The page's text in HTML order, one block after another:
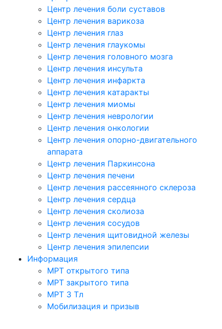
Центр лечения боли суставов
Центр лечения варикоза
Центр лечения глаз
Центр лечения глаукомы
Центр лечения головного мозга
Центр лечения инсульта
Центр лечения инфаркта
Центр лечения катаракты
Центр лечения миомы
Центр лечения неврологии
Центр лечения онкологии
Центр лечения опорно-двигательного
аппарата
Центр лечения Паркинсона
Центр лечения печени
Центр лечения рассеянного склероза
Центр лечения сердца
Центр лечения сколиоза
Центр лечения сосудов
Центр лечения щитовидной железы
Центр лечения эпилепсии
Информация
МРТ открытого типа
МРТ закрытого типа
МРТ 3 Тл
Мобилизация и призыв